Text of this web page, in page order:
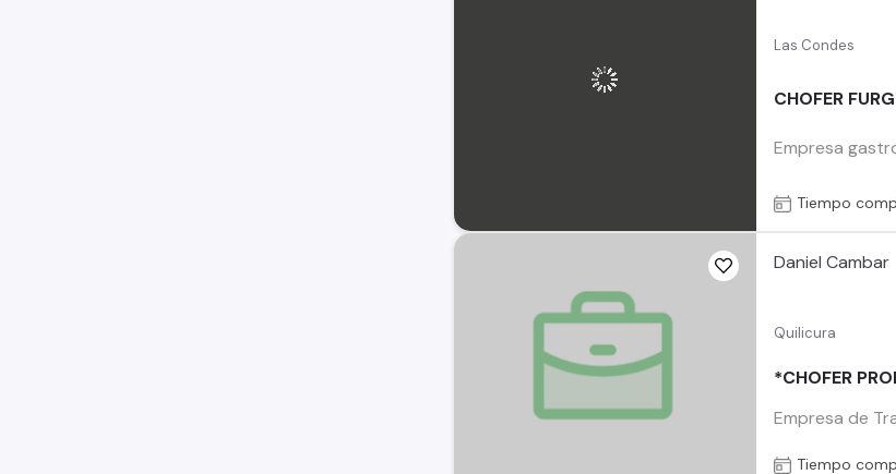
Las Condes
CHOFER
Empresa
Tiempo
Daniel Cambar
Quilicura
*CHOFER
Empresa de
Tiempo